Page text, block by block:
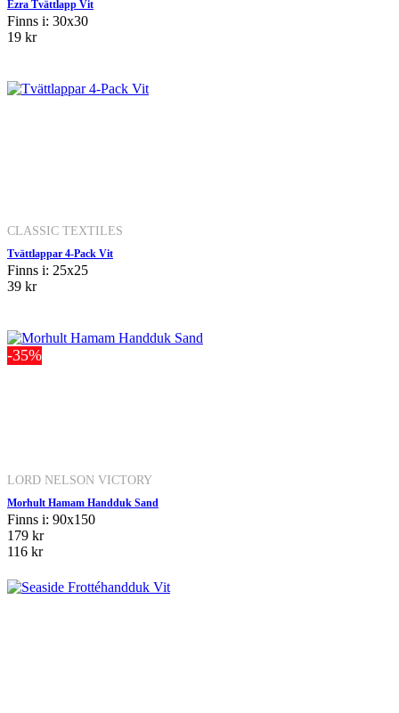
Ezra Tvättlapp Vit
Finns i: 30x30
19 kr
CLASSIC TEXTILES
Tvättlappar 4-Pack Vit
Finns i: 25x25
39 kr
-35%
LORD NELSON VICTORY
Morhult Hamam Handduk Sand
Finns i: 90x150
179 kr
116 kr